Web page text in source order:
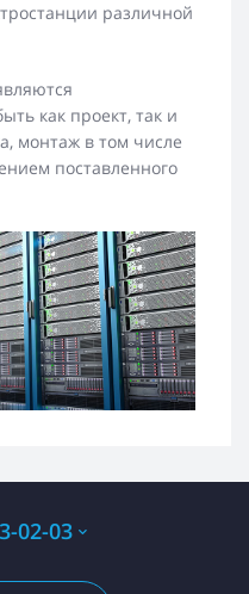
различной
как проект, так и
монтаж в том числе
поставленного
02-03